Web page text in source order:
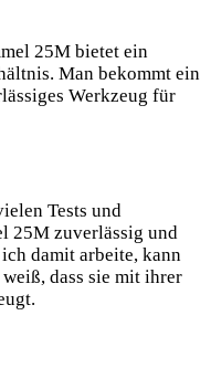
25M bietet ein
Man bekommt ein
Werkzeug für
Tests und
25M zuverlässig und
damit arbeite, kann
dass sie mit ihrer